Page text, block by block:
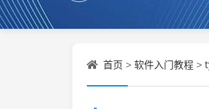
首页 > 软件入门教程 >